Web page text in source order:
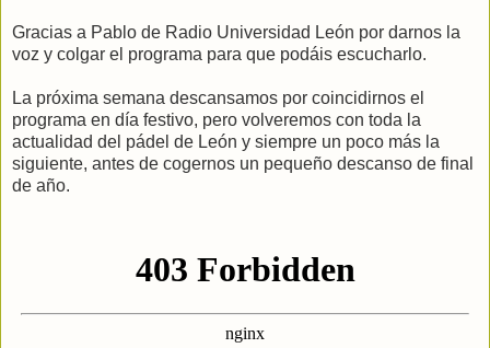
Gracias a Pablo de Radio Universidad León por darnos la
voz y colgar el programa para que podáis escucharlo.
La próxima semana descansamos por coincidirnos el
programa en día festivo, pero volveremos con toda la
actualidad del pádel de León y siempre un poco más la
siguiente, antes de cogernos un pequeño descanso de final
de año.